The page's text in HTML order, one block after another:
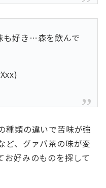
も好き…森を飲んで
種類の違いで苦味が強
ど、グァバ茶の味が変
お好みのものを探して